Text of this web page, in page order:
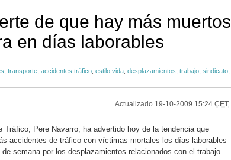
de que hay más muertos
en días laborables
transporte accidentes tráfico estilo vida desplazamientos trabajo sindicato
Actualizado 19-10-2009 15:24 CET
Tráfico, Pere Navarro, ha advertido hoy de la tendencia que
accidentes de tráfico con víctimas mortales los días laborables
semana por los desplazamientos relacionados con el trabajo.